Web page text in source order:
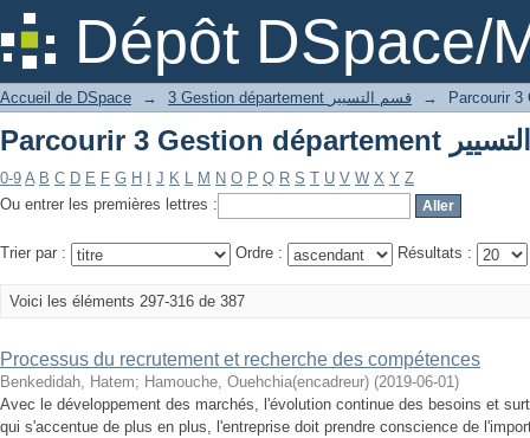
Dépôt DSpace/
Accueil de DSpace → 3 Gestion département قسم التسيير →
0-9 A B C D E F G H J K L M N O P Q R S T U V W X Y Z
Ou entrer les premières lettres :
Trier par : Ordre : Résultats :
Voici les éléments 297-316 de 387
Processus du recrutement et recherche des compétences
Benkedidah, Hatem; Hamouche, Ouehchia(encadreur) (2019-06-01)
Avec le développement des marchés, l'évolution continue des besoins et
qui s'accentue de plus en plus, l'entreprise doit prendre conscience de